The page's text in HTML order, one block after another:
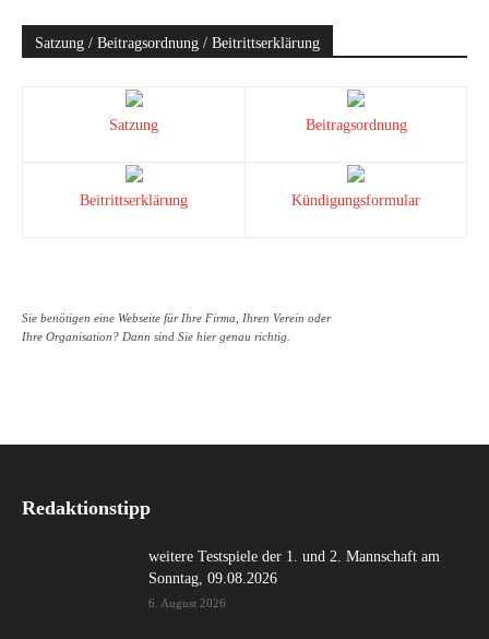
Satzung / Beitragsordnung / Beitrittserklärung
Satzung Beitragsordnung
Beitrittserklärung Kündigungsformular
Sie benötigen eine Webseite für Ihre Firma, Ihren Verein oder
Ihre Organisation? Dann sind Sie hier genau richtig.
Redaktionstipp
weitere Testspiele der 1. und 2. Mannschaft am
Sonntag, 09.08.2026
6. August 2026